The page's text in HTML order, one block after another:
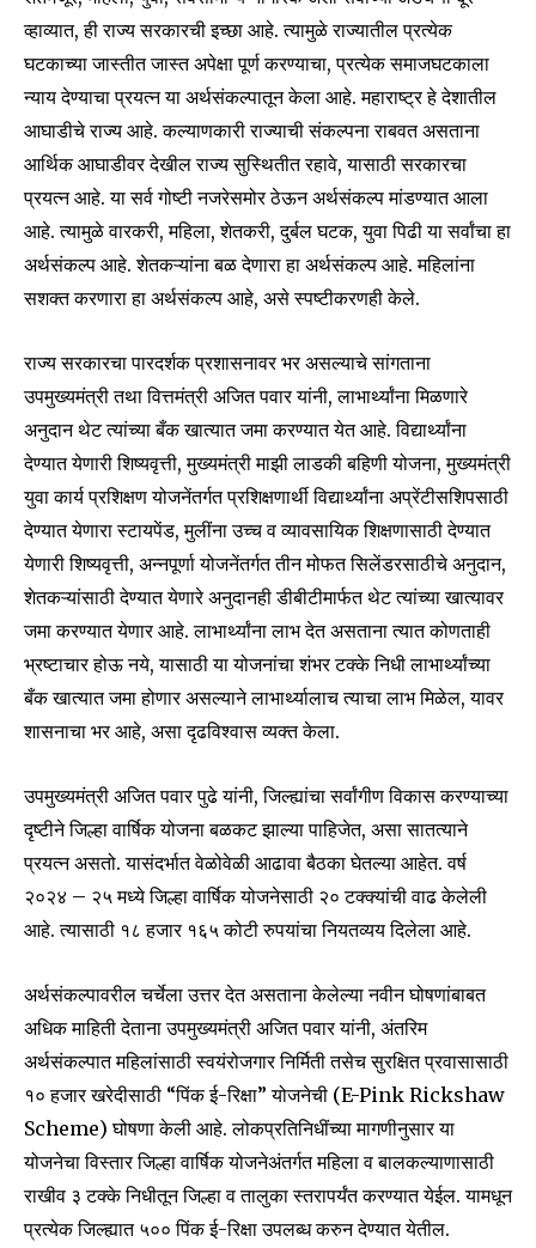
Join our community of
SUBSCRIBERS and be part of the
conversation.
To subscribe, simply enter your email address on our website
or click the subscribe button below. Don't worry, we respect
your privacy and won't spam your inbox. Your information is
safe with us.
SUBSCRIBE
I've read and accept thePrivacy Policy.
6,300
Fans
32,111
Followers
75
Followers
व्हाव्यात, ही राज्य सरकारची इच्छा आहे. त्यामुळे राज्यातील प्रत्येक
घटकाच्या जास्तीत जास्त अपेक्षा पूर्ण करण्याचा, प्रत्येक समाजघटकाला
न्याय देण्याचा प्रयत्न या अर्थसंकल्पातून केला आहे. महाराष्ट्र हे देशातील
आघाडीचे राज्य आहे. कल्याणकारी राज्याची संकल्पना राबवत असताना
आर्थिक आघाडीवर देखील राज्य सुस्थितीत रहावे, यासाठी सरकारचा
प्रयत्न आहे. या सर्व गोष्टी नजरेसमोर ठेऊन अर्थसंकल्प मांडण्यात आला
आहे. त्यामुळे वारकरी, महिला, शेतकरी, दुर्बल घटक, युवा पिढी या सर्वांचा हा
अर्थसंकल्प आहे. शेतकऱ्यांना बळ देणारा हा अर्थसंकल्प आहे. महिलांना
सशक्त करणारा हा अर्थसंकल्प आहे, असे स्पष्टीकरणही केले.
राज्य सरकारचा पारदर्शक प्रशासनावर भर असल्याचे सांगताना
उपमुख्यमंत्री तथा वित्तमंत्री अजित पवार यांनी, लाभार्थ्यांना मिळणारे
अनुदान थेट त्यांच्या बँक खात्यात जमा करण्यात येत आहे. विद्यार्थ्यांना
देण्यात येणारी शिष्यवृत्ती, मुख्यमंत्री माझी लाडकी बहिणी योजना, मुख्यमंत्री
युवा कार्य प्रशिक्षण योजनेंतर्गत प्रशिक्षणार्थी विद्यार्थ्यांना अप्रेंटीसशिपसाठी
देण्यात येणारा स्टायपेंड, मुलींना उच्च व व्यावसायिक शिक्षणासाठी देण्यात
येणारी शिष्यवृत्ती, अन्नपूर्णा योजनेंतर्गत तीन मोफत सिलेंडरसाठीचे अनुदान,
शेतकऱ्यांसाठी देण्यात येणारे अनुदानही डीबीटीमार्फत थेट त्यांच्या खात्यावर
जमा करण्यात येणार आहे. लाभार्थ्यांना लाभ देत असताना त्यात कोणताही
भ्रष्टाचार होऊ नये, यासाठी या योजनांचा शंभर टक्के निधी लाभार्थ्यांच्या
बँक खात्यात जमा होणार असल्याने लाभार्थ्यालाच त्याचा लाभ मिळेल, यावर
शासनाचा भर आहे, असा दृढविश्वास व्यक्त केला.
उपमुख्यमंत्री अजित पवार पुढे यांनी, जिल्ह्यांचा सर्वांगीण विकास करण्याच्या
दृष्टीने जिल्हा वार्षिक योजना बळकट झाल्या पाहिजेत, असा सातत्याने
प्रयत्न असतो. यासंदर्भात वेळोवेळी आढावा बैठका घेतल्या आहेत. वर्ष
२०२४ – २५ मध्ये जिल्हा वार्षिक योजनेसाठी २० टक्क्यांची वाढ केलेली
आहे. त्यासाठी १८ हजार १६५ कोटी रुपयांचा नियतव्यय दिलेला आहे.
अर्थसंकल्पावरील चर्चेला उत्तर देत असताना केलेल्या नवीन घोषणांबाबत
अधिक माहिती देताना उपमुख्यमंत्री अजित पवार यांनी, अंतरिम
अर्थसंकल्पात महिलांसाठी स्वयंरोजगार निर्मिती तसेच सुरक्षित प्रवासासाठी
१० हजार खरेदीसाठी “पिंक ई-रिक्षा” योजनेची (E-Pink Rickshaw
Scheme) घोषणा केली आहे. लोकप्रतिनिधींच्या मागणीनुसार या
योजनेचा विस्तार जिल्हा वार्षिक योजनेअंतर्गत महिला व बालकल्याणासाठी
राखीव ३ टक्के निधीतून जिल्हा व तालुका स्तरापर्यंत करण्यात येईल. यामधून
प्रत्येक जिल्ह्यात ५०० पिंक ई-रिक्षा उपलब्ध करुन देण्यात येतील.